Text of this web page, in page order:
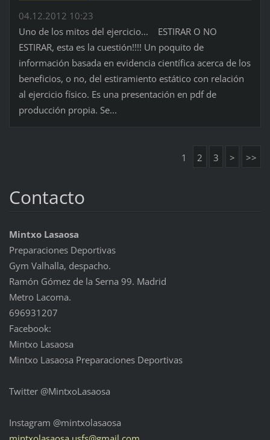
04.12.2012 10:23
Uno de los mitos del ejercicio... ESTIRAR O NO
ESTIRAR, esta es la cuestión!!!! Un poquito de
información basada en evidencia científica acerca de los
beneficios, o no, del estiramiento estático con relación
al ejercicio físico. Es una presentación en pdf de
producción propia. Se...
1 2 3 > >>
Contacto
Mintxo Lasaosa
Preparaciones Deportivas
Gym Valhalla, despacho.
Ramón Gómez de la Serna 99. Madrid
Metro Lacoma.
696931207
Facebook:
Mintxo Lasaosa
Mintxo Lasaosa Preparaciones Deportivas
Twitter @MintxoLasaosa
Instagram @mintxolasaosa